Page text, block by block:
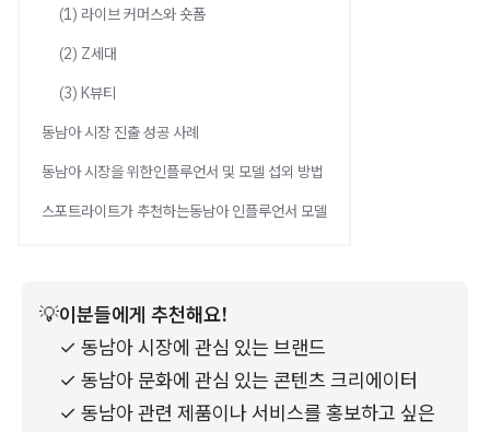
(1) 라이브 커머스와 숏폼
(2) Z세대
(3) K뷰티
동남아 시장 진출 성공 사례
동남아 시장을 위한인플루언서 및 모델 섭외 방법
스포트라이트가 추천하는동남아 인플루언서 모델
💡이분들에게 추천해요!
✓ 동남아 시장에 관심 있는 브랜드
✓ 동남아 문화에 관심 있는 콘텐츠 크리에이터
✓ 동남아 관련 제품이나 서비스를 홍보하고 싶은